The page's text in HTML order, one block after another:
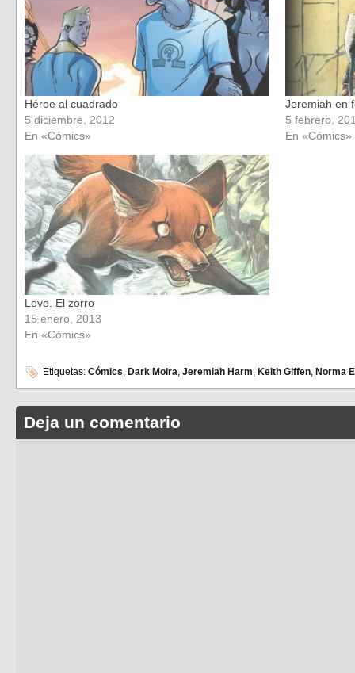
Héroe al cuadrado
5 diciembre, 2012
En «Cómics»
Jeremiah en
5 febrero,
En «Cómics»
Love. El zorro
15 enero, 2013
En «Cómics»
Etiquetas: Cómics, Dark Moira, Jeremiah Harm, Keith Giffen, Norma
Deja un comentario